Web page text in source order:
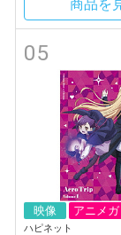
商品を
05
映像 アニメガ
ハピネット